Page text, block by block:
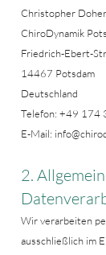
Christopher
ChiroDynamik
Friedrich-Ebert-
14467 Potsdam
Deutschland
Telefon: +49 174
E-Mail:
2.
Wir verarbeiten
ausschließlich im